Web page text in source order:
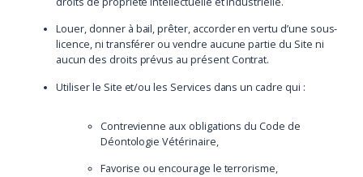
Louer, donner à bail, prêter, accorder en vertu d’une sous-
licence, ni transférer ou vendre aucune partie du Site ni
aucun des droits prévus au présent Contrat.
Utiliser le Site et/ou les Services dans un cadre qui :
Contrevienne aux obligations du Code de
Déontologie Vétérinaire,
Favorise ou encourage le terrorisme,